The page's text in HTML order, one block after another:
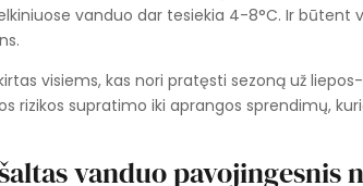
vanduo dar tesiekia 4-8°C. Ir
visiems, kas nori pratęsti sezoną už
rizikos supratimo iki aprangos sprendimų,
vanduo pavojingesnis